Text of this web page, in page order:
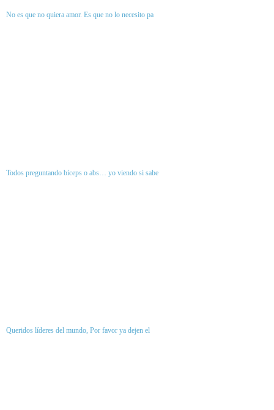
No es que no quiera amor. Es que no lo necesito pa
Todos preguntando bíceps o abs… yo viendo si sabe
Queridos líderes del mundo, Por favor ya dejen el